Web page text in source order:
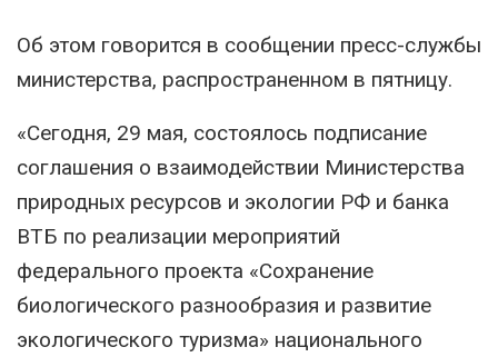
Об этом говорится в сообщении пресс-службы
министерства, распространенном в пятницу.
«Сегодня, 29 мая, состоялось подписание
соглашения о взаимодействии Министерства
природных ресурсов и экологии РФ и банка
ВТБ по реализации мероприятий
федерального проекта «Сохранение
биологического разнообразия и развитие
экологического туризма» национального